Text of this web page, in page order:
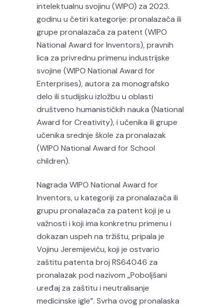
intelektualnu svojinu (WIPO) za 2023.
godinu u četiri kategorije: pronalazača ili
grupe pronalazača za patent (WIPO
National Award for Inventors), pravnih
lica za privrednu primenu industrijske
svojine (WIPO National Award for
Enterprises), autora za monografsko
delo ili studijsku izložbu u oblasti
društveno humanističkih nauka (National
Award for Creativity), i učenika ili grupe
učenika srednje škole za pronalazak
(WIPO National Award for School
children).
Nagrada WIPO National Award for
Inventors, u kategoriji za pronalazača ili
grupu pronalazača za patent koji je u
važnosti i koji ima konkretnu primenu i
dokazan uspeh na tržištu, pripala je
Vojinu Jeremijeviću, koji je ostvario
zaštitu patenta broj RS64046 za
pronalazak pod nazivom „Poboljšani
uređaj za zaštitu i neutralisanje
medicinske igle”. Svrha ovog pronalaska